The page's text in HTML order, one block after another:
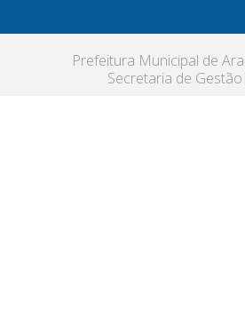
Prefeitura Municipal de
Secretaria de Gestão